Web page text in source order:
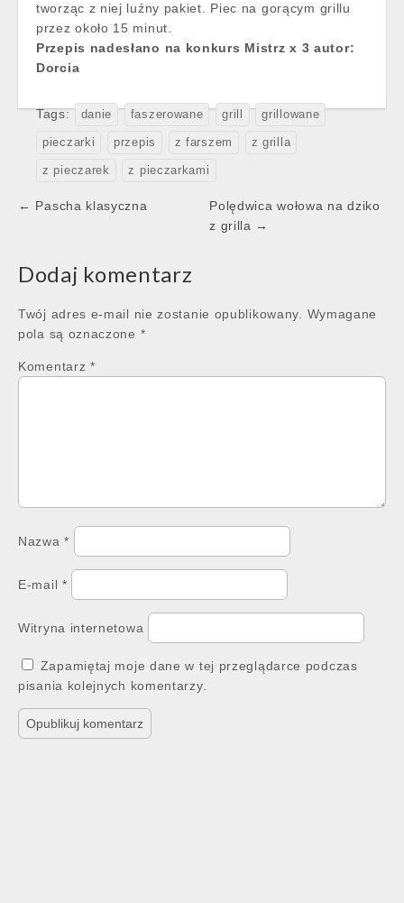
tworząc z niej luźny pakiet. Piec na gorącym grillu
przez około 15 minut.
Przepis nadesłano na konkurs Mistrz x 3 autor:
Dorcia
Tags: danie faszerowane grill grillowane
pieczarki przepis z farszem z grilla
z pieczarek z pieczarkami
Post
← Pascha klasyczna
Polędwica wołowa na dziko
z grilla →
Dodaj komentarz
Twój adres e-mail nie zostanie opublikowany.
Wymagane
pola są oznaczone *
Komentarz *
Nazwa*
E-mail *
Witryna internetowa
Zapamiętaj moje dane w tej przeglądarce podczas
pisania kolejnych komentarzy.